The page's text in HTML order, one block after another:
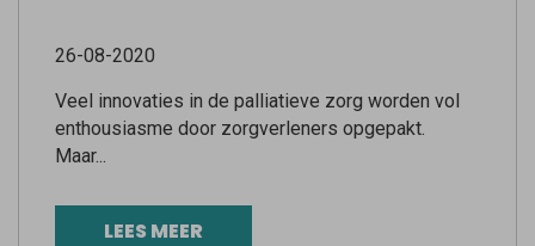
26-08-2020
Veel innovaties in de palliatieve zorg worden vol
enthousiasme door zorgverleners opgepakt.
Maar...
LEES MEER